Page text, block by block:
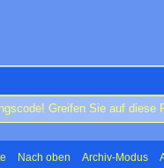
Greifen Sie auf
Nach oben Archiv-Modus